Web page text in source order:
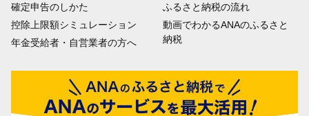
確定申告のしかた
控除上限額シミュレーション
年金受給者・自営業者の方へ
ふるさと納税の流れ
動画でわかるANAのふるさと
納税